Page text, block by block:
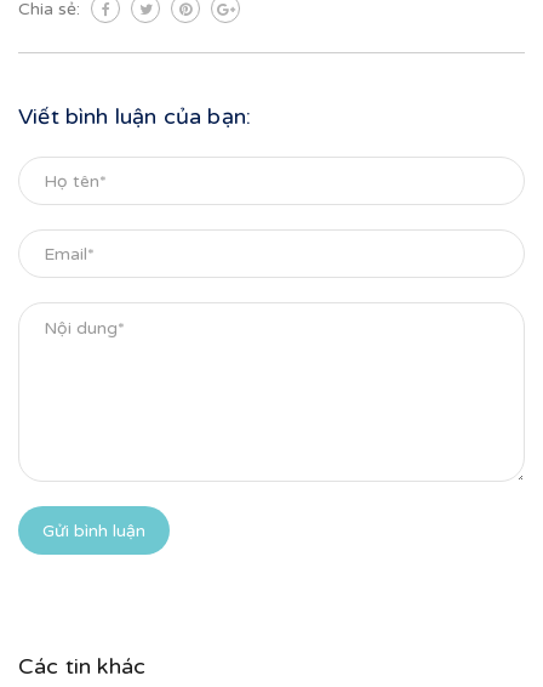
Chia sẻ:
Viết bình luận của bạn:
Gửi bình luận
Các tin khác